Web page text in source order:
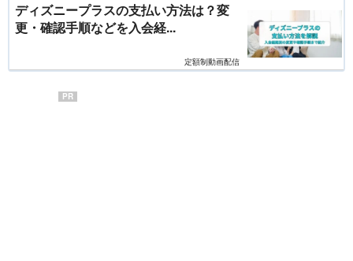
ディズニープラスの支払い方法は？変
更・確認手順などを入会経...
定額制動画配信
PR